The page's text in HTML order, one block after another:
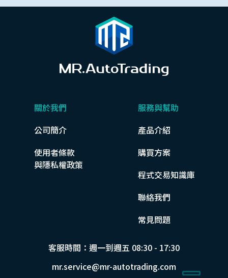
關於我們
公司簡介
使用者條款
與隱私權政策
服務與幫助
產品介紹
購買方案
程式交易知識庫
聯絡我們
常見問題
客服時間：週一到週五 08:30 - 17:30
mr.service@mr-autotrading.com